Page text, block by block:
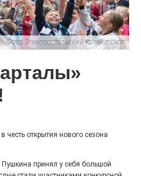
— одно на
0
Фото: Электростальский калейдоскоп
открытия нового сезона
принял у себя большой